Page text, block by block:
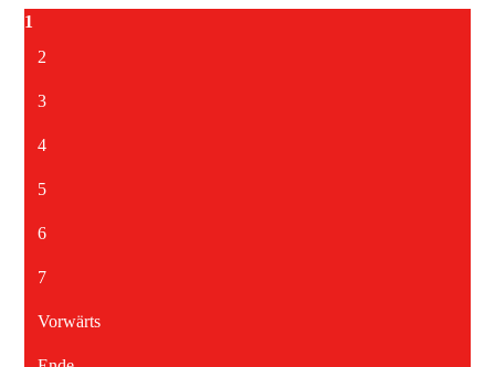
auf
1
2
3
4
5
6
7
Vorwärts